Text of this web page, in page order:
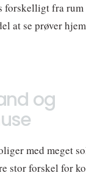
forskelligt fra
at se prøver
og
med meget
stor forskel for